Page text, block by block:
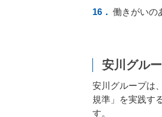
働きがいの
安川グル
安川グループは
規準」を実践す
す。​